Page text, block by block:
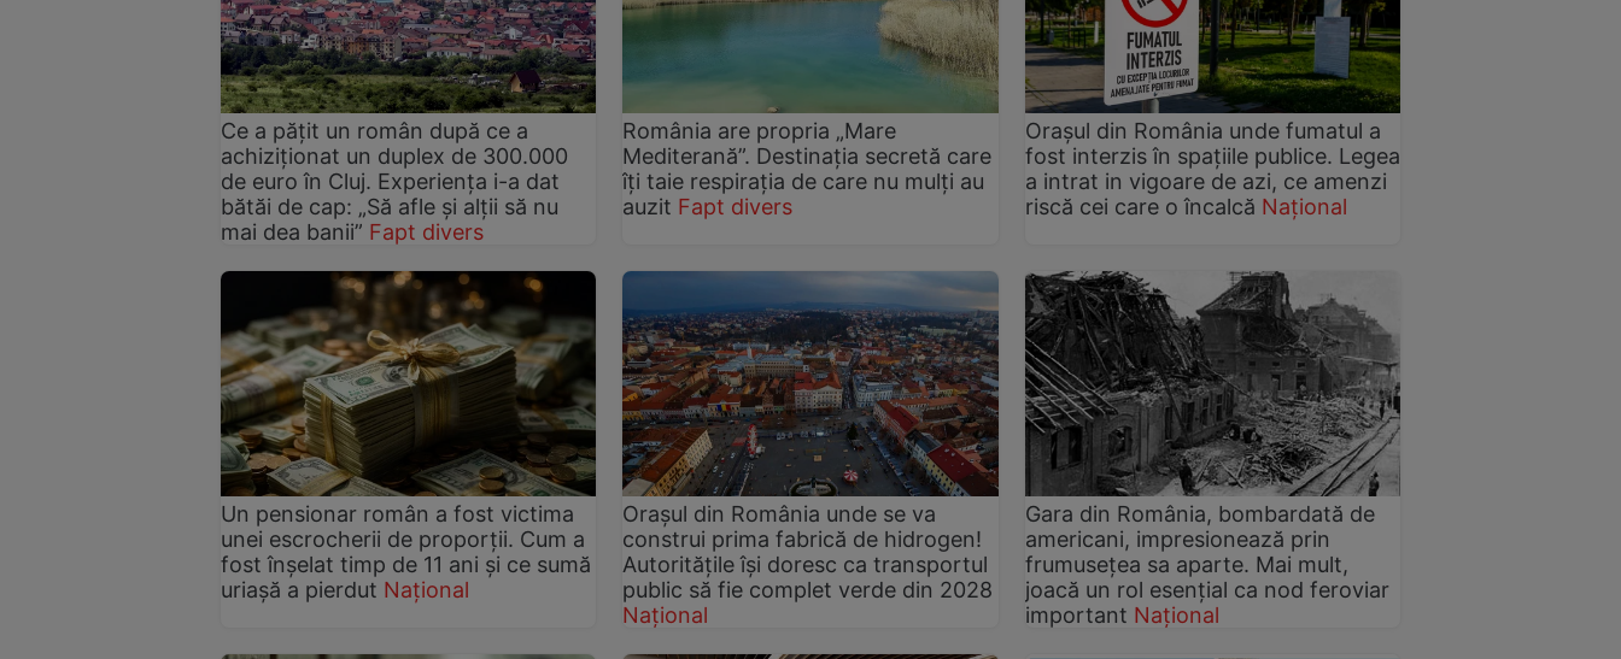
Ce a pățit un român după ce a
achiziționat un duplex de 300.000
de euro în Cluj. Experiența i-a dat
bătăi de cap: „Să afle și alții să nu
mai dea banii” Fapt divers
România are propria „Mare
Mediterană”. Destinația secretă care
îți taie respirația de care nu mulți au
auzit Fapt divers
Orașul din România unde fumatul a
fost interzis în spațiile publice. Legea
a intrat in vigoare de azi, ce amenzi
riscă cei care o încalcă Național
Un pensionar român a fost victima
unei escrocherii de proporții. Cum a
fost înșelat timp de 11 ani și ce sumă
uriașă a pierdut Național
Orașul din România unde se va
construi prima fabrică de hidrogen!
Autoritățile își doresc ca transportul
public să fie complet verde din 2028
Național
Gara din România, bombardată de
americani, impresionează prin
frumusețea sa aparte. Mai mult,
joacă un rol esențial ca nod feroviar
important Național